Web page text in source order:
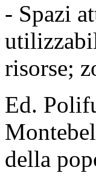
- Spazi
risorse;
Ed.
della